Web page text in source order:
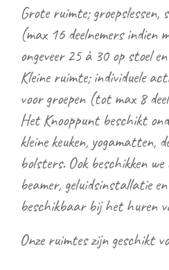
Grote ruimte; groepslessen,
(max 16 deelnemers indien
ongeveer 25 à 30 op stoel
Kleine ruimte; individuele
voor groepen (tot max 8
Het Knooppunt beschikt
kleine keuken, yogamatten,
bolsters. Ook beschikken
beamer, geluidsinstallatie
beschikbaar bij het huren
Onze ruimtes zijn geschikt